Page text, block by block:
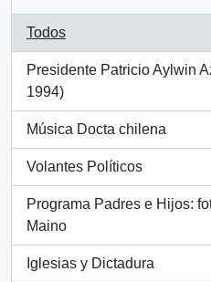
Todos
Presidente Patricio Aylwin
1994)
, 40817 resultados
Música Docta chilena
, 1260 resultados
Volantes Políticos
, 1034 resultados
Programa Padres e Hijos:
Maino
, 465 resultados
Iglesias y Dictadura
, 156 resultados